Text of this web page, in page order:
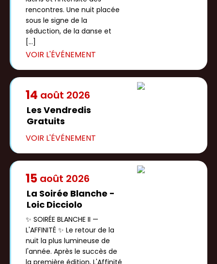
rencontres. Une nuit placée
sous le signe de la
séduction, de la danse et
[…]
14 août 2026
Les Vendredis
Gratuits
15 août 2026
La Soirée Blanche -
Loic Dicciolo
✨ SOIRÉE BLANCHE II —
L'AFFINITÉ ✨ Le retour de la
nuit la plus lumineuse de
l'année. Après le succès de
la première édition, L'Affinité